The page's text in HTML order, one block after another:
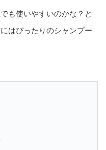
も使いやすいのかな？と
はぴったりのシャンプー